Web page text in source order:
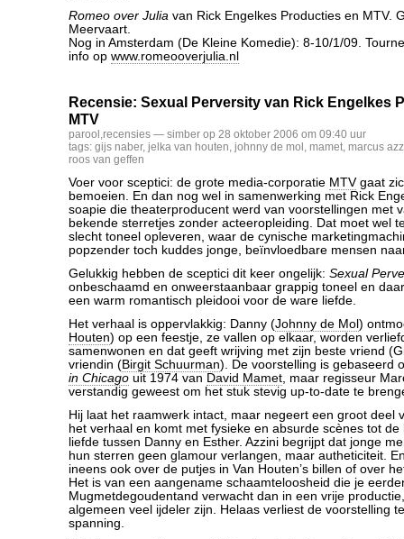
Romeo over Julia van Rick Engelkes Producties en MTV.
Meervaart.
Nog in Amsterdam (De Kleine Komedie): 8-10/1/09.
info op www.romeooverjulia.nl
Recensie: Sexual Perversity van Rick Engelkes
MTV
parool ,recensies — simber op 28 oktober 2006 om 09:40 uur
tags: gijs naber, jelka van houten, johnny de mol , mamet, marcus
roos van geffen
Voer voor sceptici: de grote media-corporatie MTVgaat
bemoeien. En dan nog wel in samenwerking met Rick
soapie die theaterproducent werd van voorstellingen met
bekende sterretjes zonder acteeropleiding. Dat moet wel
slecht toneel opleveren, waar de cynische
popzender toch kuddes jonge, beïnvloedbare mensen
Gelukkig hebben de sceptici dit keer ongelijk: Sexual
onbeschaamd en onweerstaanbaar grappig toneel en
een warm romantisch pleidooi voor de ware liefde.
Het verhaal is oppervlakkig: Danny (Johnny de Mol )
Houten) op een feestje, ze vallen op elkaar, worden
samenwonen en dat geeft wrijving met zijn beste vriend
vriendin (Birgit Schuurman). De voorstelling is gebaseerd
in Chicago uit 1974 van David Mamet, maar regisseur
verstandig geweest om het stuk stevig up-to-date te
Hij laat het raamwerk intact, maar negeert een groot deel
het verhaal en komt met fysieke en absurde scènes tot
liefde tussen Danny en Esther. Azzini begrijpt dat jonge
hun sterren geen glamour verlangen, maar autheticiteit.
ineens ook over de putjes in Van Houten’s billen of over
Het is van een aangename schaamteloosheid die je
Mugmetdegoudentand verwacht dan in een vrije
algemeen veel ijdeler zijn. Helaas verliest de voorstelling
spanning.